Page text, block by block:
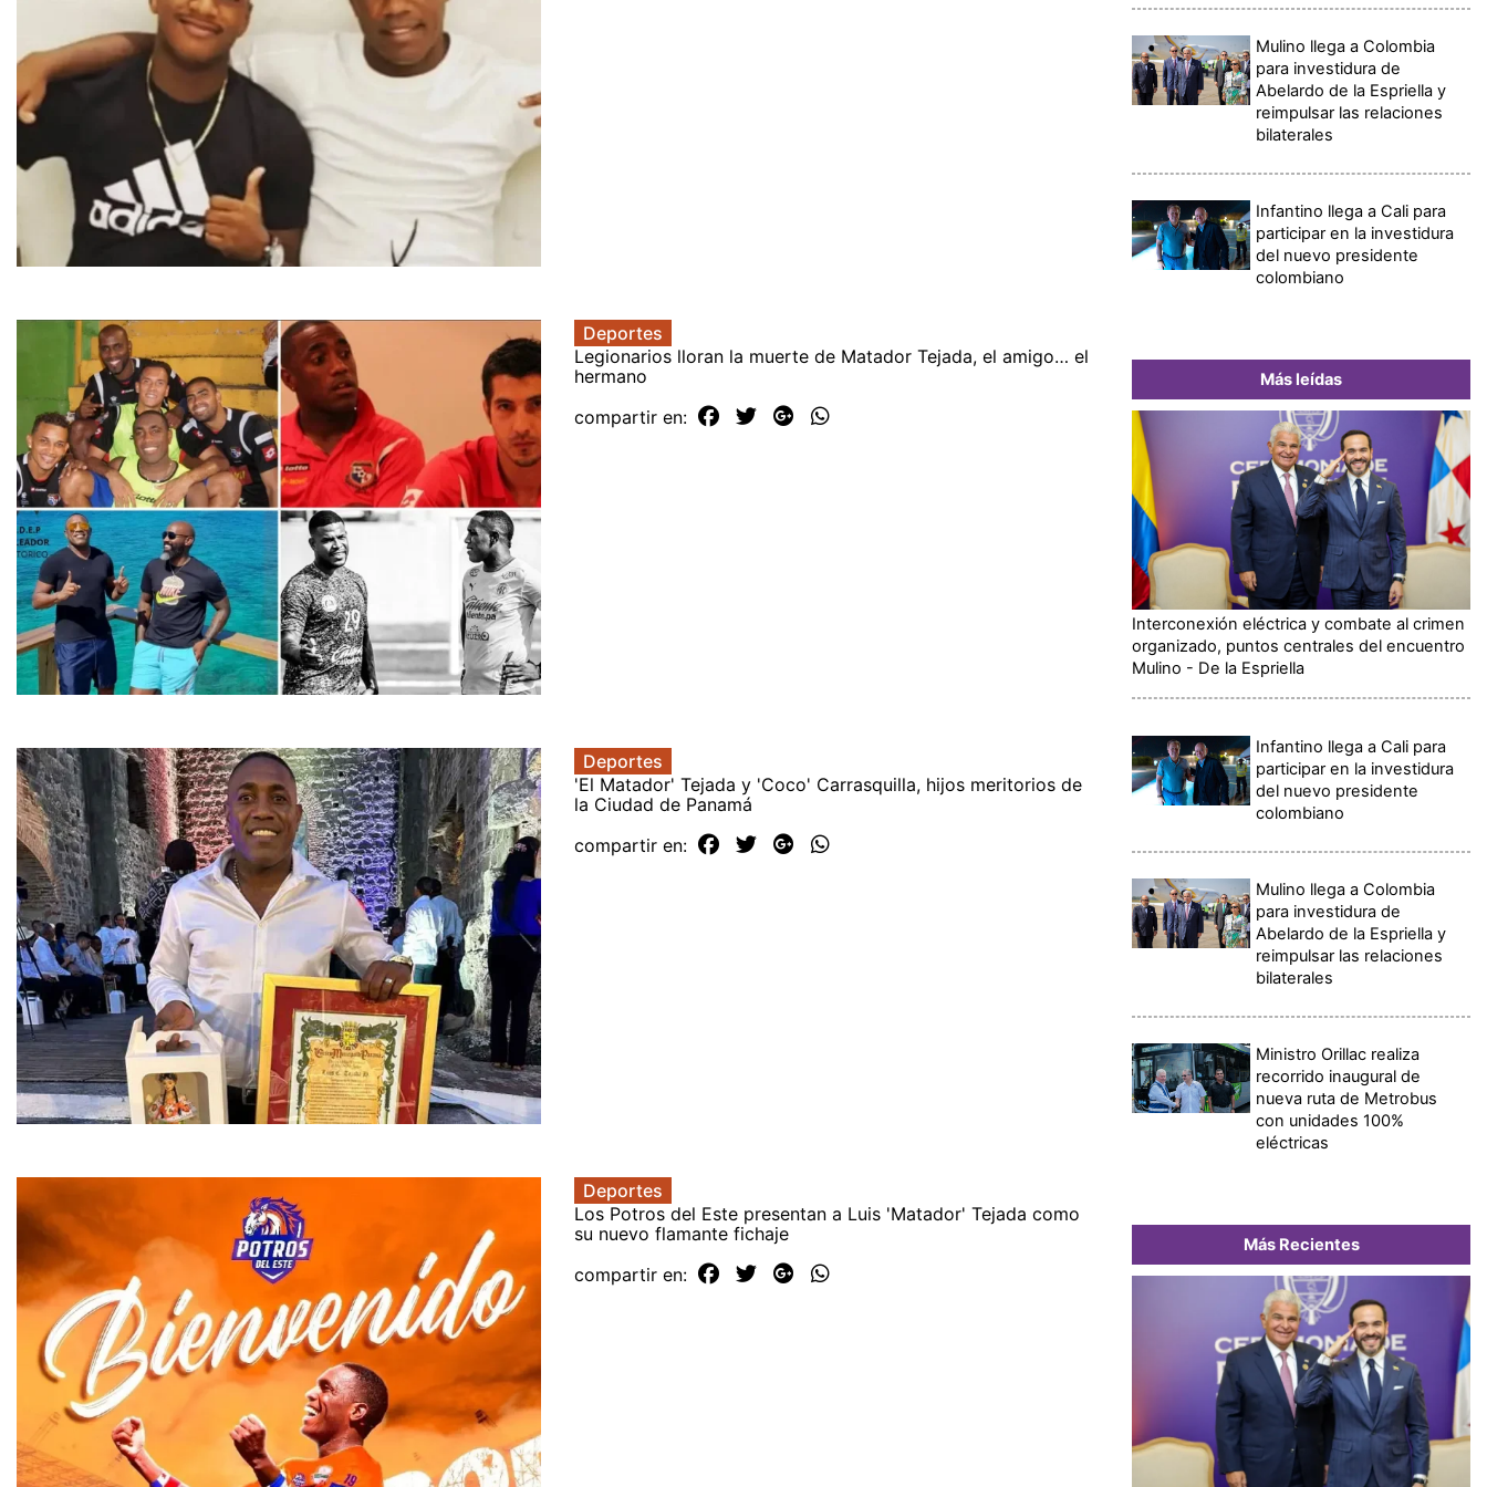
Deportes
Legionarios lloran la muerte de Matador Tejada, el amigo… el
hermano
compartir en:
Deportes
'El Matador' Tejada y 'Coco' Carrasquilla, hijos meritorios de
la Ciudad de Panamá
compartir en:
Deportes
Los Potros del Este presentan a Luis 'Matador' Tejada como
su nuevo flamante fichaje
compartir en:
Mulino llega a Colombia
para investidura de
Abelardo de la Espriella y
reimpulsar las relaciones
bilaterales
Infantino llega a Cali para
participar en la investidura
del nuevo presidente
colombiano
Más leídas
Interconexión eléctrica y combate al crimen
organizado, puntos centrales del encuentro
Mulino - De la Espriella
Infantino llega a Cali para
participar en la investidura
del nuevo presidente
colombiano
Mulino llega a Colombia
para investidura de
Abelardo de la Espriella y
reimpulsar las relaciones
bilaterales
Ministro Orillac realiza
recorrido inaugural de
nueva ruta de Metrobus
con unidades 100%
eléctricas
Más Recientes